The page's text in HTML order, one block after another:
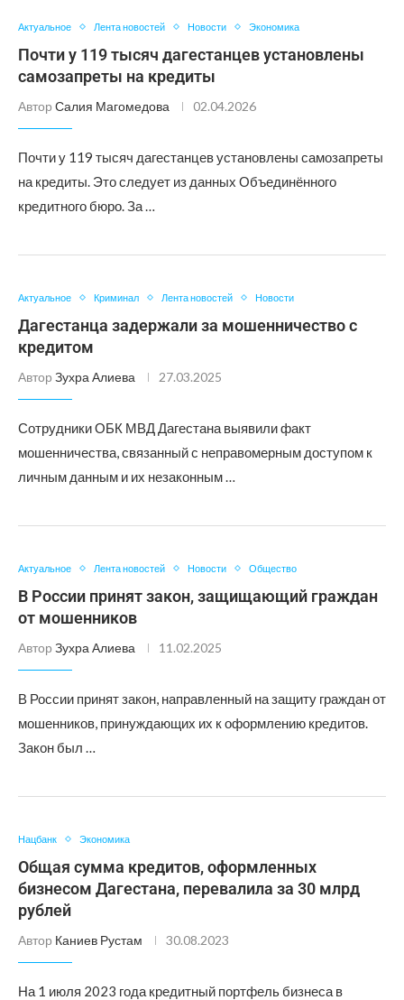
Актуальное Лента новостей Новости Экономика
Почти у 119 тысяч дагестанцев установлены
самозапреты на кредиты
Автор Салия Магомедова 02.04.2026
Почти у 119 тысяч дагестанцев установлены самозапреты
на кредиты. Это следует из данных Объединённого
кредитного бюро. За …
Актуальное Криминал Лента новостей Новости
Дагестанца задержали за мошенничество с
кредитом
Автор Зухра Алиева 27.03.2025
Сотрудники ОБК МВД Дагестана выявили факт
мошенничества, связанный с неправомерным доступом к
личным данным и их незаконным …
Актуальное Лента новостей Новости Общество
В России принят закон, защищающий граждан
от мошенников
Автор Зухра Алиева 11.02.2025
В России принят закон, направленный на защиту граждан от
мошенников, принуждающих их к оформлению кредитов.
Закон был …
Нацбанк Экономика
Общая сумма кредитов, оформленных
бизнесом Дагестана, перевалила за 30 млрд
рублей
Автор Каниев Рустам 30.08.2023
На 1 июля 2023 года кредитный портфель бизнеса в